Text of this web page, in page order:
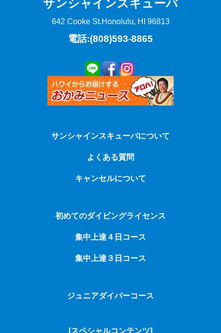
サンシャインスキューバ
642 Cooke St.Honolulu, HI 96813
電話:(808)593-8865
サンシャインスキューバについて
よくある質問
キャンセルについて
初めてのダイビングライセンス
集中上達４日コース
集中上達３日コース
ジュニアダイバーコース
[スペシャルコンテンツ]